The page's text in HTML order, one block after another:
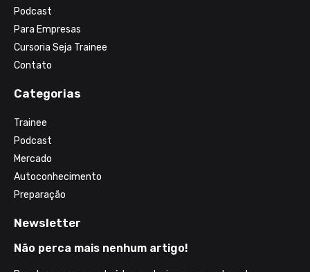
Podcast
Para Empresas
Cursoria Seja Trainee
Contato
Categorias
Trainee
Podcast
Mercado
Autoconhecimento
Preparação
Newsletter
Não perca mais nenhum artigo!